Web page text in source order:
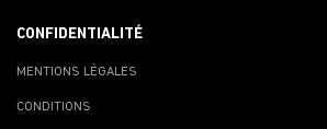
CONFIDENTIALITÉ
MENTIONS LÉGALES
CONDITIONS